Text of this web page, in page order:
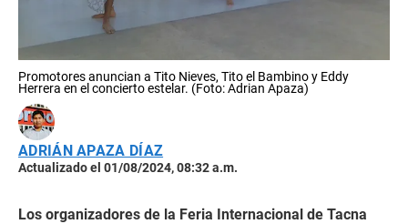
Promotores anuncian a Tito Nieves, Tito el Bambino y Eddy
Herrera en el concierto estelar. (Foto: Adrian Apaza)
ADRIÁN APAZA DÍAZ
Actualizado el 01/08/2024, 08:32 a.m.
Los organizadores de la Feria Internacional de Tacna